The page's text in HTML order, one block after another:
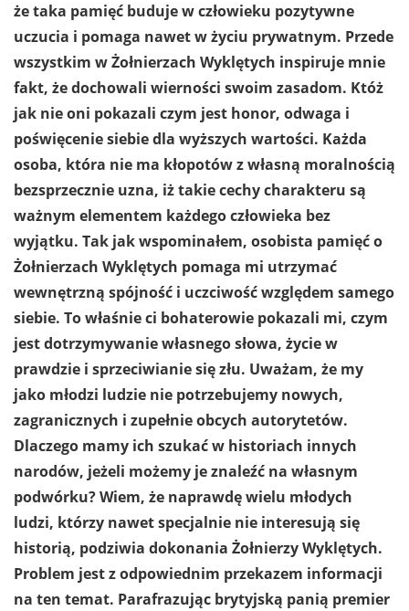
że taka pamięć buduje w człowieku pozytywne
uczucia i pomaga nawet w życiu prywatnym. Przede
wszystkim w Żołnierzach Wyklętych inspiruje mnie
fakt, że dochowali wierności swoim zasadom. Któż
jak nie oni pokazali czym jest honor, odwaga i
poświęcenie siebie dla wyższych wartości. Każda
osoba, która nie ma kłopotów z własną moralnością
bezsprzecznie uzna, iż takie cechy charakteru są
ważnym elementem każdego człowieka bez
wyjątku. Tak jak wspominałem, osobista pamięć o
Żołnierzach Wyklętych pomaga mi utrzymać
wewnętrzną spójność i uczciwość względem samego
siebie. To właśnie ci bohaterowie pokazali mi, czym
jest dotrzymywanie własnego słowa, życie w
prawdzie i sprzeciwianie się złu. Uważam, że my
jako młodzi ludzie nie potrzebujemy nowych,
zagranicznych i zupełnie obcych autorytetów.
Dlaczego mamy ich szukać w historiach innych
narodów, jeżeli możemy je znaleźć na własnym
podwórku? Wiem, że naprawdę wielu młodych
ludzi, którzy nawet specjalnie nie interesują się
historią, podziwia dokonania Żołnierzy Wyklętych.
Problem jest z odpowiednim przekazem informacji
na ten temat. Parafrazując brytyjską panią premier